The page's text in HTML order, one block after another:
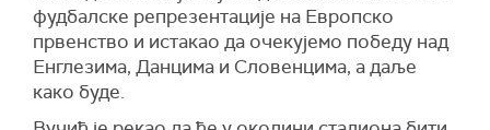
Вучић је истакао да је Кина, уз САД, најмоћнија
сила на свету.
"Част је да вам два пута дође председник те
изразито пријатељске земље, која заједно с
фудбалске репрезентације на Европско
првенство и истакао да очекујемо победу над
Енглезима, Данцима и Словенцима, а даље
како буде.